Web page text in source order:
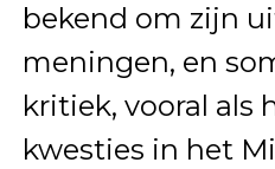
bekend om zijn
meningen, en
kritiek, vooral als
kwesties in het